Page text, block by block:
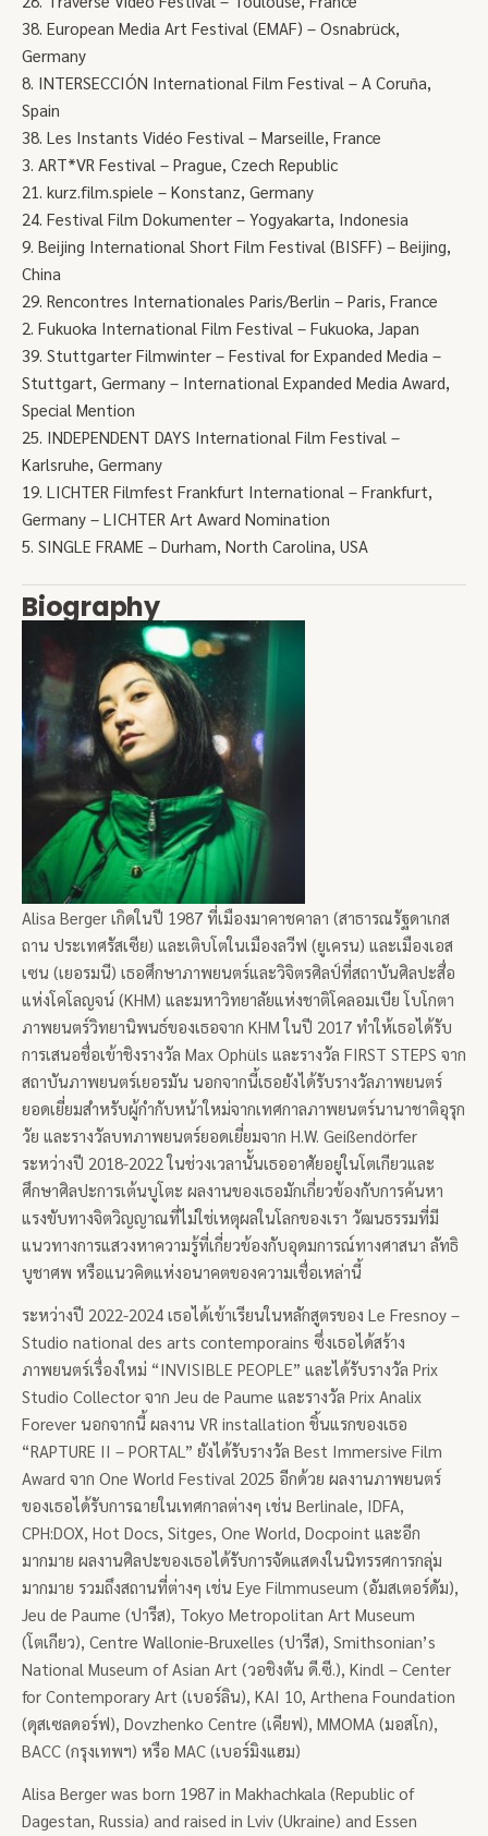
38. European Media Art Festival (EMAF) – Osnabrück,
Germany
8. INTERSECCIÓN International Film Festival – A Coruña,
Spain
38. Les Instants Vidéo Festival – Marseille, France
3. ART*VR Festival – Prague, Czech Republic
21. kurz.film.spiele – Konstanz, Germany
24. Festival Film Dokumenter – Yogyakarta, Indonesia
9. Beijing International Short Film Festival (BISFF) – Beijing,
China
29. Rencontres Internationales Paris/Berlin – Paris, France
2. Fukuoka International Film Festival – Fukuoka, Japan
39. Stuttgarter Filmwinter – Festival for Expanded Media –
Stuttgart, Germany – International Expanded Media Award,
Special Mention
25. INDEPENDENT DAYS International Film Festival –
Karlsruhe, Germany
19. LICHTER Filmfest Frankfurt International – Frankfurt,
Germany – LICHTER Art Award Nomination
5. SINGLE FRAME – Durham, North Carolina, USA
Biography
Alisa Berger เกิดในปี 1987 ที่เมืองมาคาชคาลา (สาธารณรัฐดาเกส
ถาน ประเทศรัสเซีย) และเติบโตในเมืองลวีฟ (ยูเครน) และเมืองเอส
เซน (เยอรมนี) เธอศึกษาภาพยนตร์และวิจิตรศิลป์ที่สถาบันศิลปะสื่อ
แห่งโคโลญจน์ (KHM) และมหาวิทยาลัยแห่งชาติโคลอมเบีย โบโกตา
ภาพยนตร์วิทยานิพนธ์ของเธอจาก KHM ในปี 2017 ทำให้เธอได้รับ
การเสนอชื่อเข้าชิงรางวัล Max Ophüls และรางวัล FIRST STEPS จาก
สถาบันภาพยนตร์เยอรมัน นอกจากนี้เธอยังได้รับรางวัลภาพยนตร์
ยอดเยี่ยมสำหรับผู้กำกับหน้าใหม่จากเทศกาลภาพยนตร์นานาชาติอุรุก
วัย และรางวัลบทภาพยนตร์ยอดเยี่ยมจาก H.W. Geißendörfer
ระหว่างปี 2018-2022 ในช่วงเวลานั้นเธออาศัยอยู่ในโตเกียวและ
ศึกษาศิลปะการเต้นบูโตะ ผลงานของเธอมักเกี่ยวข้องกับการค้นหา
แรงขับทางจิตวิญญาณที่ไม่ใช่เหตุผลในโลกของเรา วัฒนธรรมที่มี
แนวทางการแสวงหาความรู้ที่เกี่ยวข้องกับอุดมการณ์ทางศาสนา ลัทธิ
บูชาศพ หรือแนวคิดแห่งอนาคตของความเชื่อเหล่านี้
ระหว่างปี 2022-2024 เธอได้เข้าเรียนในหลักสูตรของ Le Fresnoy –
Studio national des arts contemporains ซึ่งเธอได้สร้าง
ภาพยนตร์เรื่องใหม่ “INVISIBLE PEOPLE” และได้รับรางวัล Prix
Studio Collector จาก Jeu de Paume และรางวัล Prix Analix
Forever นอกจากนี้ ผลงาน VR installation ชิ้นแรกของเธอ
“RAPTURE II – PORTAL” ยังได้รับรางวัล Best Immersive Film
Award จาก One World Festival 2025 อีกด้วย ผลงานภาพยนตร์
ของเธอได้รับการฉายในเทศกาลต่างๆ เช่น Berlinale, IDFA,
CPH:DOX, Hot Docs, Sitges, One World, Docpoint และอีก
มากมาย ผลงานศิลปะของเธอได้รับการจัดแสดงในนิทรรศการกลุ่ม
มากมาย รวมถึงสถานที่ต่างๆ เช่น Eye Filmmuseum (อัมสเตอร์ดัม),
Jeu de Paume (ปารีส), Tokyo Metropolitan Art Museum
(โตเกียว), Centre Wallonie-Bruxelles (ปารีส), Smithsonian’s
National Museum of Asian Art (วอชิงตัน ดี.ซี.), Kindl – Center
for Contemporary Art (เบอร์ลิน), KAI 10, Arthena Foundation
(ดุสเซลดอร์ฟ), Dovzhenko Centre (เคียฟ), MMOMA (มอสโก), ​​
BACC (กรุงเทพฯ) หรือ MAC (เบอร์มิงแฮม)
Alisa Berger was born 1987 in Makhachkala (Republic of
Dagestan, Russia) and raised in Lviv (Ukraine) and Essen